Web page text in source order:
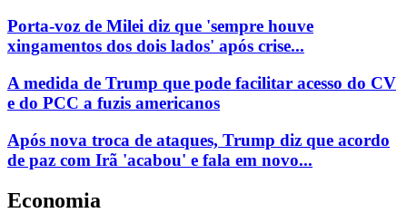
Porta-voz de Milei diz que 'sempre houve
xingamentos dos dois lados' após crise...
A medida de Trump que pode facilitar acesso do CV
e do PCC a fuzis americanos
Após nova troca de ataques, Trump diz que acordo
de paz com Irã 'acabou' e fala em novo...
Economia